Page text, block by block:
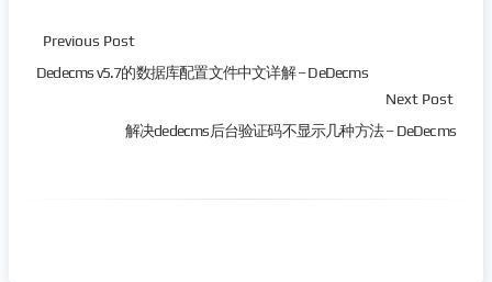
Previous Post
Dedecms v5.7的数据库配置文件中文详解 – DeDecms
Next Post
解决dedecms后台验证码不显示几种方法 – DeDecms